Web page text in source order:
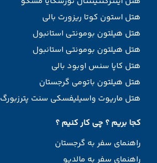
هتل استون کوتا ریزورت بالی
هتل هیلتون بومونتی استانبول
هتل هیلتون بومونتی استانبول
هتل کاپا سنس اوبود بالی
هتل هیلتون باتومی گرجستان
هتل ماریوت واسیلیفسکی سنت پترزبورگ
کجا بریم ؟ چی کار کنیم ؟
راهنمای سفر به گرجستان
راهنمای سفر به مالدیو